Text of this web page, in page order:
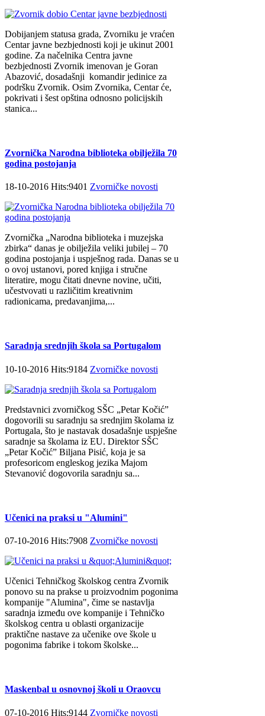
Dobijanjem statusa grada, Zvorniku je vraćen
Centar javne bezbjednosti koji je ukinut 2001
godine. Za načelnika Centra javne
bezbjednosti Zvornik imenovan je Goran
Abazović, dosadašnji komandir jedinice za
podršku Zvornik. Osim Zvornika, Centar će,
pokrivati i šest opština odnosno policijskih
stanica...
Zvornička Narodna biblioteka obilježila 70
godina postojanja
18-10-2016 Hits:9401 Zvorničke novosti
Zvornička „Narodna biblioteka i muzejska
zbirka“ danas je obilježila veliki jubilej – 70
godina postojanja i uspješnog rada. Danas se u
o ovoj ustanovi, pored knjiga i stručne
literatire, mogu čitati dnevne novine, učiti,
učestvovati u različitim kreativnim
radionicama, predavanjima,...
Saradnja srednjih škola sa Portugalom
10-10-2016 Hits:9184 Zvorničke novosti
Predstavnici zvorničkog SŠC „Petar Kočić”
dogovorili su saradnju sa srednjim školama iz
Portugala, što je nastavak dosadašnje uspješne
saradnje sa školama iz EU. Direktor SŠC
„Petar Kočić” Biljana Pisić, koja je sa
profesoricom engleskog jezika Majom
Stevanović dogovorila saradnju sa...
Učenici na praksi u "Alumini"
07-10-2016 Hits:7908 Zvorničke novosti
Učenici Tehničkog školskog centra Zvornik
ponovo su na prakse u proizvodnim pogonima
kompanije "Alumina", čime se nastavlja
saradnja između ove kompanije i Tehničko
školskog centra u oblasti organizacije
praktične nastave za učenike ove škole u
pogonima fabrike i tokom školske...
Maskenbal u osnovnoj školi u Oraovcu
07-10-2016 Hits:9144 Zvorničke novosti